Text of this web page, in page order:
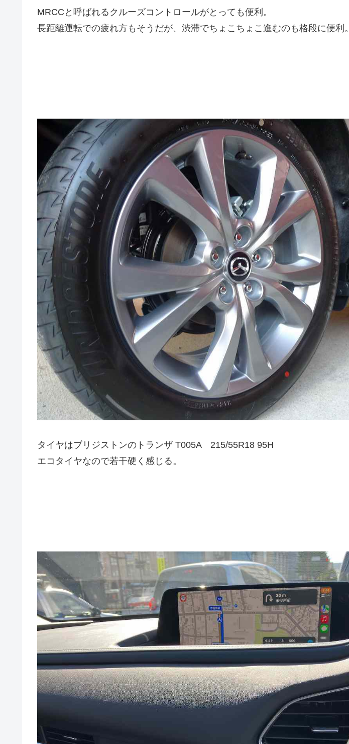
MRCCと呼ばれるクルーズコントロールがとっても便利。
長距離運転での疲れ方もそうだが、渋滞でちょこちょこ進むのも格段に便利。
タイヤはブリジストンのトランザ T005A 215/55R18 95H
エコタイヤなので若干硬く感じる。